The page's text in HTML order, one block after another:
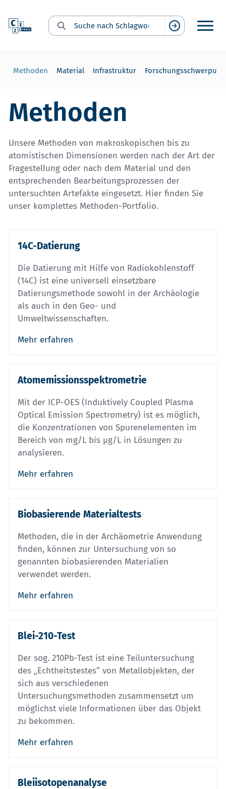
Suche nach Schlagwort:
Suchen
Methoden Material Infrastruktur
Methoden
Unsere Methoden von makroskopischen bis zu
atomistischen Dimensionen werden nach der Art der
Fragestellung oder nach dem Material und den
entsprechenden Bearbeitungsprozessen der
untersuchten Artefakte eingesetzt. Hier finden Sie
unser komplettes Methoden-Portfolio.
14C-Datierung
Die Datierung mit Hilfe von Radiokohlenstoff
(14C) ist eine universell einsetzbare
Datierungsmethode sowohl in der Archäologie
als auch in den Geo- und
Umweltwissenschaften.
Mehr erfahren
Atomemissionsspektrometrie
Mit der ICP-OES (Induktively Coupled Plasma
Optical Emission Spectrometry) ist es möglich,
die Konzentrationen von Spurenelementen im
Bereich von mg/L bis µg/L in Lösungen zu
analysieren.
Mehr erfahren
Biobasierende Materialtests
Methoden, die in der Archäometrie Anwendung
finden, können zur Untersuchung von so
genannten biobasierenden Materialien
verwendet werden.
Mehr erfahren
Blei-210-Test
Der sog. 210Pb-Test ist eine Teiluntersuchung
des „Echtheitstestes“ von Metallobjekten, der
sich aus verschiedenen
Untersuchungsmethoden zusammensetzt um
möglichst viele Informationen über das Objekt
zu bekommen.
Mehr erfahren
Bleiisotopenanalyse